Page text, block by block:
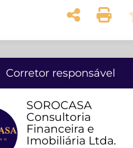
Corretor responsável
SOROCASA
Consultoria
Financeira e
Imobiliária Ltda.